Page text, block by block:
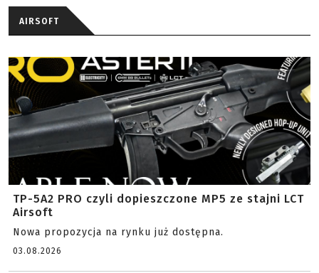
AIRSOFT
TP-5A2 PRO czyli dopieszczone MP5 ze stajni LCT
Airsoft
Nowa propozycja na rynku już dostępna.
03.08.2026